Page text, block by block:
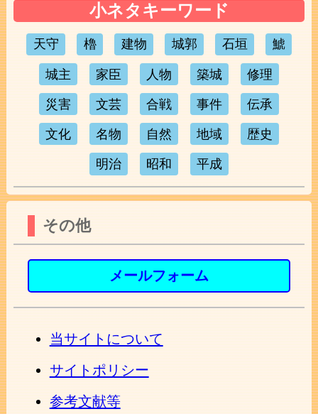
小ネタキーワード
天守 櫓 建物 城郭 石垣 鯱
城主 家臣 人物 築城 修理
災害 文芸 合戦 事件 伝承
文化 名物 自然 地域 歴史
明治 昭和 平成
その他
メールフォーム
当サイトについて
サイトポリシー
参考文献等